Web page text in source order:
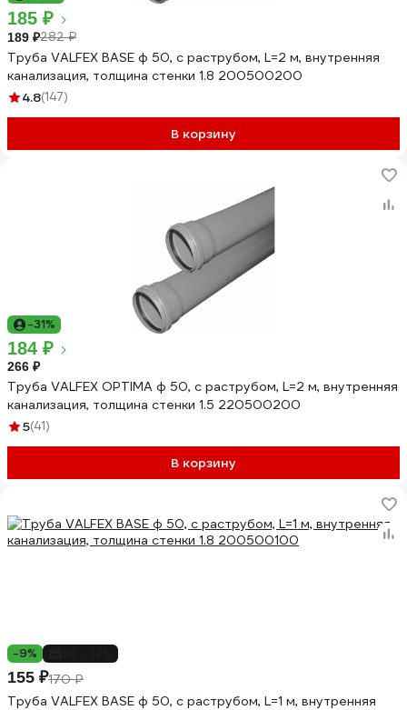
185 ₽
189 ₽282 ₽
Труба VALFEX BASE ф 50, с раструбом, L=2 м, внутренняя
канализация, толщина стенки 1.8 200500200
4.8(147)
В корзину
-31%
184 ₽
266 ₽
Труба VALFEX OPTIMA ф 50, с раструбом, L=2 м, внутренняя
канализация, толщина стенки 1.5 220500200
5(41)
В корзину
-9%
155 ₽170 ₽
Труба VALFEX BASE ф 50, с раструбом, L=1 м, внутренняя